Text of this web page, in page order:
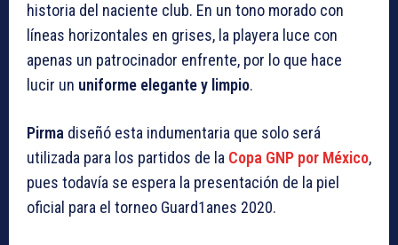
historia del naciente club. En un tono morado con
líneas horizontales en grises, la playera luce con
apenas un patrocinador enfrente, por lo que hace
lucir un uniforme elegante y limpio.
Pirma diseñó esta indumentaria que solo será
utilizada para los partidos de la Copa GNP por México,
pues todavía se espera la presentación de la piel
oficial para el torneo Guard1anes 2020.